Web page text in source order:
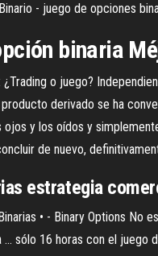
- juego de opciones
binaria
¿Trading o juego?
derivado se ha
y los oídos y
de nuevo,
estrategia
• - Binary Options
... sólo 16 horas con el juego